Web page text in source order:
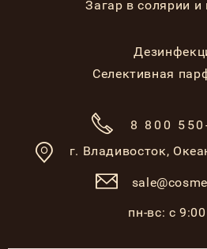
Загар в солярии и
Селективная
8 800
г. Владивосток,
пн-вс: с